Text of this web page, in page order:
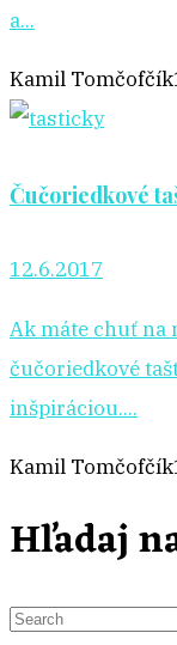
a...
Kamil Tomčofčík
Čučoriedkové
12.6.2017
Ak máte chuť na
čučoriedkové
inšpiráciou....
Kamil Tomčofčík
Hľadaj
S